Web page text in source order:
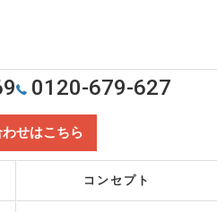
0120-679-627
せはこちら
コンセプト